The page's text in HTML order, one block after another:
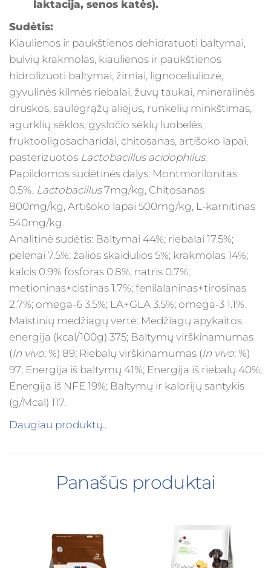
laktacija, senos katės).
Sudėtis:
Kiaulienos ir paukštienos dehidratuoti baltymai,
bulvių krakmolas, kiaulienos ir paukštienos
hidrolizuoti baltymai, žirniai, lignoceliuliozė,
gyvulinės kilmės riebalai, žuvų taukai, mineralinės
druskos, saulėgrąžų aliejus, runkelių minkštimas,
agurklių sėklos, gysločio sėklų luobelės,
fruktooligosacharidai, chitosanas, artišoko lapai,
pasterizuotos Lactobacillus acidophilus.
Papildomos sudėtinės dalys: Montmorilonitas
0.5%, Lactobacillus7mg/kg, Chitosanas
800mg/kg, Artišoko lapai 500mg/kg, L-karnitinas
540mg/kg.
Analitinė sudėtis: Baltymai 44%; riebalai 17.5%;
pelenai 7.5%; žalios skaidulios 5%; krakmolas 14%;
kalcis 0.9% fosforas 0.8%; natris 0.7%;
metioninas+cistinas 1.7%; fenilalaninas+tirosinas
2.7%; omega-6 3.5%; LA+GLA 3.5%; omega-3 1.1%.
Maistinių medžiagų vertė: Medžiagų apykaitos
energija (kcal/100g) 375; Baltymų virškinamumas
(In vivo; %) 89; Riebalų virškinamumas (In vivo; %)
97; Energija iš baltymų 41%; Energija iš riebalų 40%;
Energija iš NFE 19%; Baltymų ir kalorijų santykis
(g/Mcal) 117.
Daugiau produktų..
Panašūs produktai